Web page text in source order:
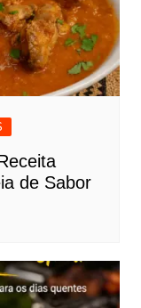
de Sabor